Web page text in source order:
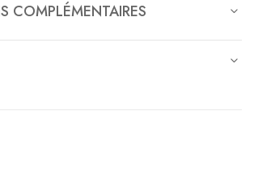
COMPLÉMENTAIRES